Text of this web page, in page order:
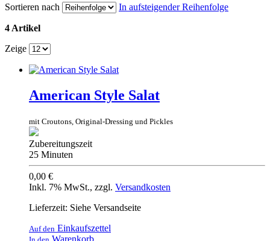
Sortieren nach In aufsteigender Reihenfolge
4 Artikel
Zeige
American Style Salat
mit Croutons, Original-Dressing und Pickles
Zubereitungszeit
25 Minuten
0,00 €
Inkl. 7% MwSt., zzgl. Versandkosten
Lieferzeit: Siehe Versandseite
Auf den Einkaufszettel
Warenkorb